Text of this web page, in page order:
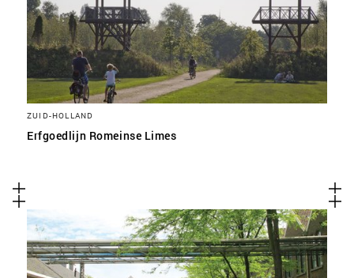
ZUID-HOLLAND
Erfgoedlijn Romeinse Limes